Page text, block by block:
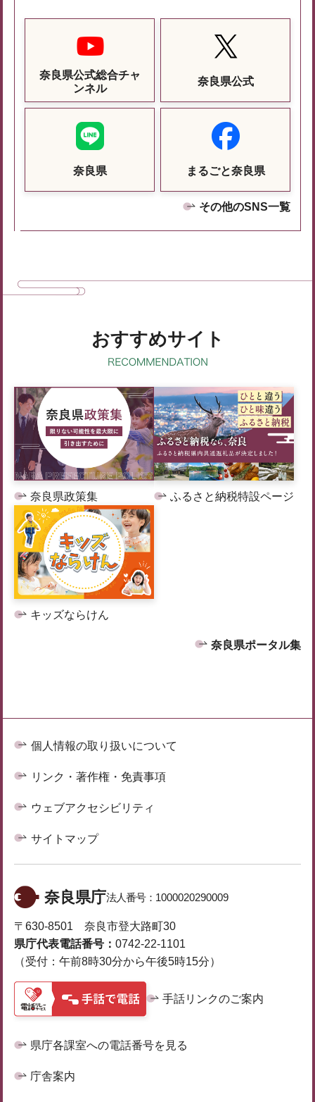
奈良県公式総合チャ
ンネル
奈良県公式
奈良県 まるごと奈良県
その他のSNS一覧
おすすめサイト
奈良県政策集 ふるさと納税特設ページ
キッズならけん
奈良県ポータル集
個人情報の取り扱いについて
リンク・著作権・免責事項
ウェブアクセシビリティ
サイトマップ
奈良県庁法人番号： 1000020290009
〒630-8501 奈良市登大路町30
県庁代表電話番号： 0742-22-1101
（受付：午前8時30分から午後5時15分）
手話リンクのご案内
県庁各課室への電話番号を見る
庁舎案内